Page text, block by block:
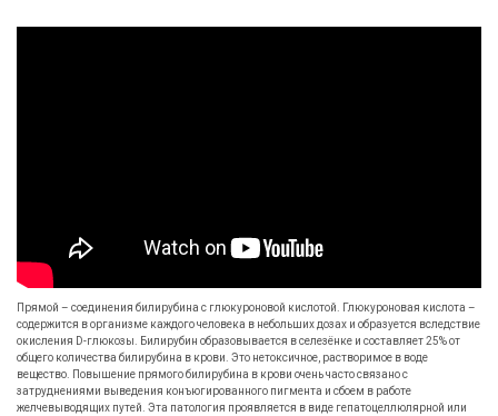
Прямой – соединения билирубина с глюкуроновой кислотой. Глюкуроновая кислота –
содержится в организме каждого человека в небольших дозах и образуется вследствие
окисления D-глюкозы. Билирубин образовывается в селезёнке и составляет 25% от
общего количества билирубина в крови. Это нетоксичное, растворимое в воде
вещество. Повышение прямого билирубина в крови очень часто связано с
затруднениями выведения конъюгированного пигмента и сбоем в работе
желчевыводящих путей. Эта патология проявляется в виде гепатоцеллюлярной или